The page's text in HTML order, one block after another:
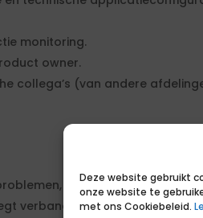
Deze website gebruikt
onze website te
met ons Cookiebeleid.
monitoring.
owner.
collega’s (van andere
zoekt en herkent
verbanden tussen gegevens.